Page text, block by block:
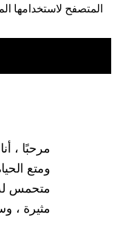
المتصفح لاستخدامها
الجانبية
مرحبًا ،
ومتع
متحمس
مثيرة ،